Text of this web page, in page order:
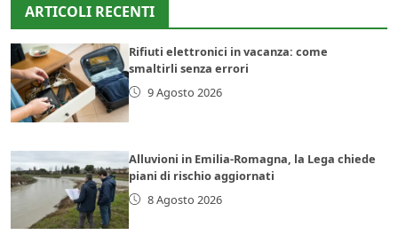
ARTICOLI RECENTI
Rifiuti elettronici in vacanza: come
smaltirli senza errori
9 Agosto 2026
Alluvioni in Emilia-Romagna, la Lega chiede
piani di rischio aggiornati
8 Agosto 2026